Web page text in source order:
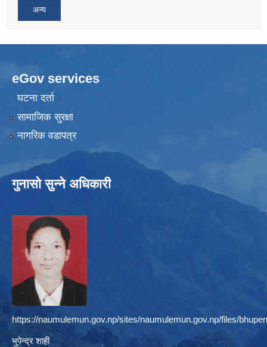
अन्य
eGov services
घटना दर्ता
सामाजिक सुरक्षा
नागरिक वडापत्र
गुनासो सुन्ने अधिकारी
https://naumulemun.gov.np/sites/naumulemun.gov.np/files/
भुपेन्द्र शाही